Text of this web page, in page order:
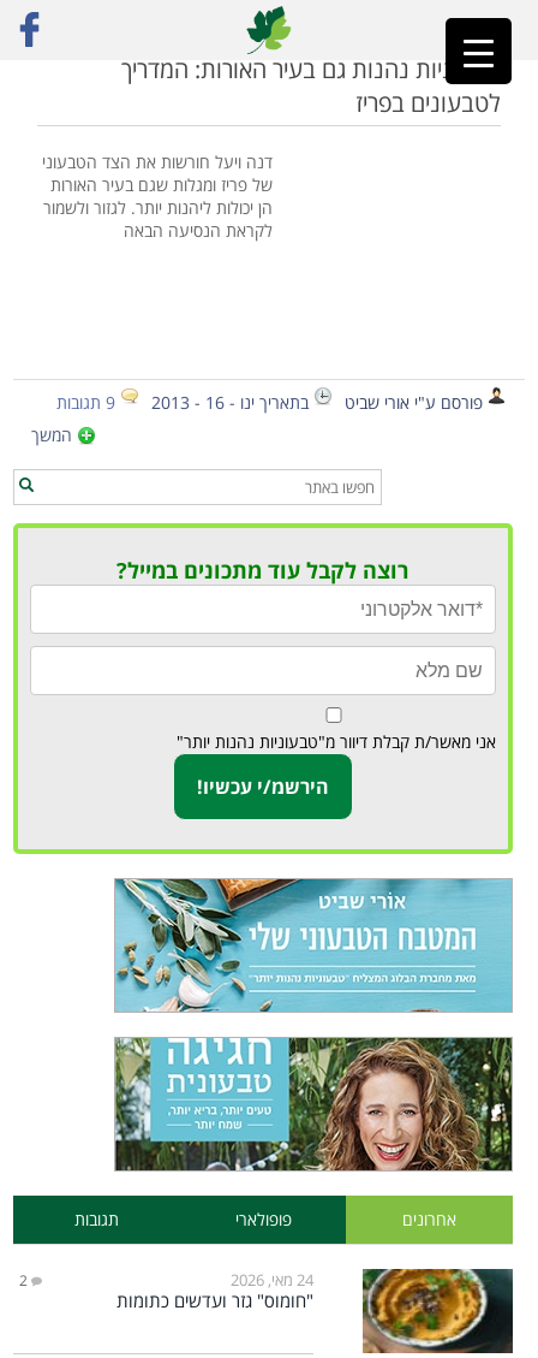
ראשי»מדריך טבעוני
טבעוניות נהנות גם בעיר האורות: המדריך
לטבעונים בפריז
דנה ויעל חורשות את הצד הטבעוני
של פריז ומגלות שגם בעיר האורות
הן יכולות ליהנות יותר. לגזור ולשמור
לקראת הנסיעה הבאה
פורסם ע"י אורי שביט בתאריך ינו - 16 - 2013
9 תגובות
המשך
רוצה לקבל עוד מתכונים במייל?
אני מאשר/ת קבלת דיוור מ"טבעוניות נהנות יותר"
אחרונים פופולארי תגובות
24 מאי, 2026 2
"חומוס" גזר ועדשים כתומות